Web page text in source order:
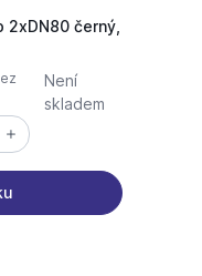
2xDN80 černý,
Není
skladem